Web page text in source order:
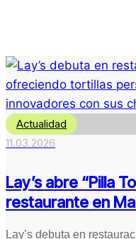
Actualidad
11.03.2026
Lay’s abre “Pilla
restaurante en
Lay’s debuta en